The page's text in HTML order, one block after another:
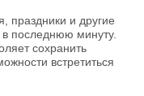
праздники и другие
в последнюю минуту.
сохранить
встретиться